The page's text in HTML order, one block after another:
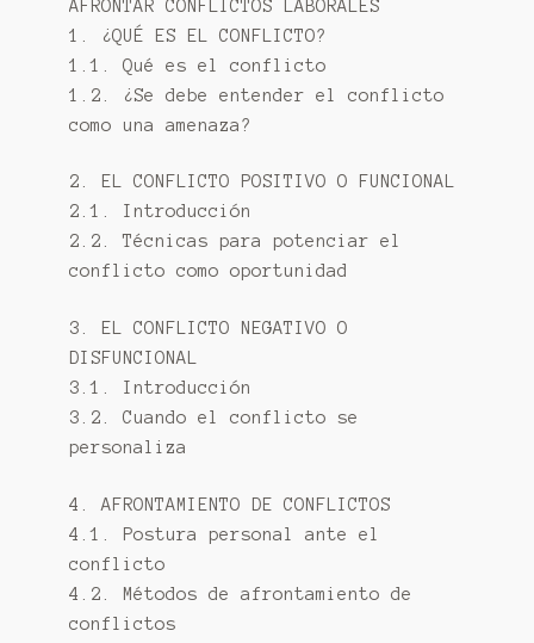
AFRONTAR CONFLICTOS LABORALES
1. ¿QUÉ ES EL CONFLICTO?
1.1. Qué es el conflicto
1.2. ¿Se debe entender el conflicto
como una amenaza?
2. EL CONFLICTO POSITIVO O FUNCIONAL
2.1. Introducción
2.2. Técnicas para potenciar el
conflicto como oportunidad
3. EL CONFLICTO NEGATIVO O
DISFUNCIONAL
3.1. Introducción
3.2. Cuando el conflicto se
personaliza
4. AFRONTAMIENTO DE CONFLICTOS
4.1. Postura personal ante el
conflicto
4.2. Métodos de afrontamiento de
conflictos